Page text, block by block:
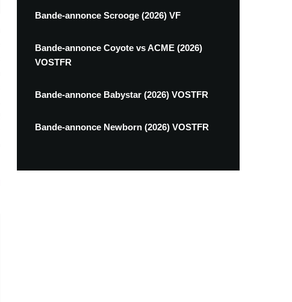
Bande-annonce Scrooge (2026) VF
Bande-annonce Coyote vs ACME (2026)
VOSTFR
Bande-annonce Babystar (2026) VOSTFR
Bande-annonce Newborn (2026) VOSTFR